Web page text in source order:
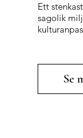
Ett
sagolik
Se